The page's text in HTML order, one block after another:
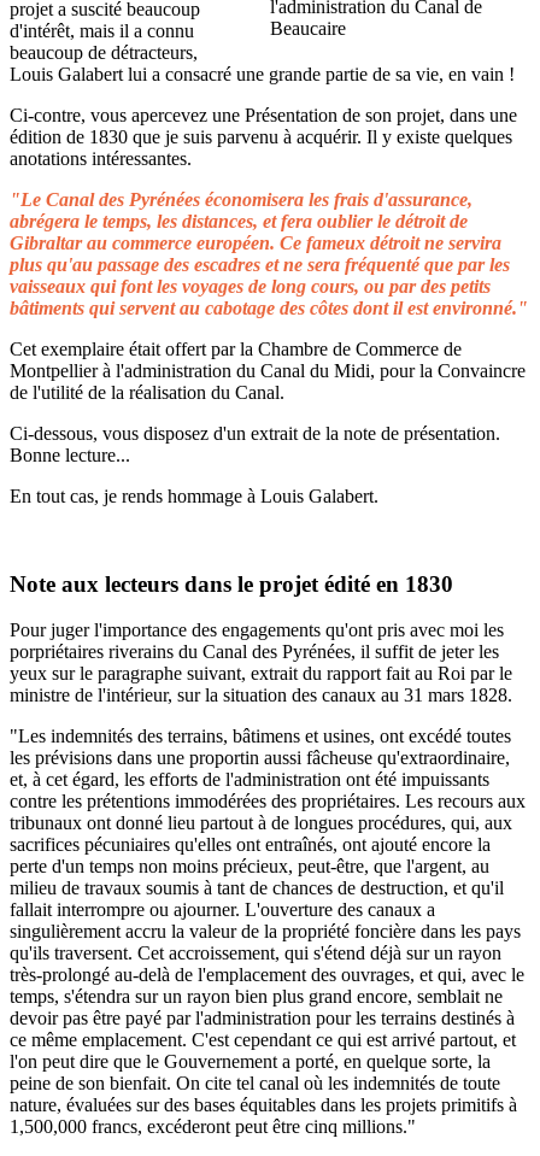
projet a suscité beaucoup
d'intérêt, mais il a connu
beaucoup de détracteurs,
Louis Galabert lui a consacré une grande partie de sa vie, en vain !
Ci-contre, vous apercevez une Présentation de son projet, dans une
édition de 1830 que je suis parvenu à acquérir. Il y existe quelques
anotations intéressantes.
"Le Canal des Pyrénées économisera les frais d'assurance,
abrégera le temps, les distances, et fera oublier le détroit de
Gibraltar au commerce européen. Ce fameux détroit ne servira
plus qu'au passage des escadres et ne sera fréquenté que par les
vaisseaux qui font les voyages de long cours, ou par des petits
bâtiments qui servent au cabotage des côtes dont il est environné."
Cet exemplaire était offert par la Chambre de Commerce de
Montpellier à l'administration du Canal du Midi, pour la Convaincre
de l'utilité de la réalisation du Canal.
Ci-dessous, vous disposez d'un extrait de la note de présentation.
Bonne lecture...
En tout cas, je rends hommage à Louis Galabert.
Note aux lecteurs dans le projet édité en 1830
Pour juger l'importance des engagements qu'ont pris avec moi les
porpriétaires riverains du Canal des Pyrénées, il suffit de jeter les
yeux sur le paragraphe suivant, extrait du rapport fait au Roi par le
ministre de l'intérieur, sur la situation des canaux au 31 mars 1828.
"Les indemnités des terrains, bâtimens et usines, ont excédé toutes
les prévisions dans une proportin aussi fâcheuse qu'extraordinaire,
et, à cet égard, les efforts de l'administration ont été impuissants
contre les prétentions immodérées des propriétaires. Les recours aux
tribunaux ont donné lieu partout à de longues procédures, qui, aux
sacrifices pécuniaires qu'elles ont entraînés, ont ajouté encore la
perte d'un temps non moins précieux, peut-être, que l'argent, au
milieu de travaux soumis à tant de chances de destruction, et qu'il
fallait interrompre ou ajourner. L'ouverture des canaux a
singulièrement accru la valeur de la propriété foncière dans les pays
qu'ils traversent. Cet accroissement, qui s'étend déjà sur un rayon
très-prolongé au-delà de l'emplacement des ouvrages, et qui, avec le
temps, s'étendra sur un rayon bien plus grand encore, semblait ne
devoir pas être payé par l'administration pour les terrains destinés à
ce même emplacement. C'est cependant ce qui est arrivé partout, et
l'on peut dire que le Gouvernement a porté, en quelque sorte, la
peine de son bienfait. On cite tel canal où les indemnités de toute
nature, évaluées sur des bases équitables dans les projets primitifs à
1,500,000 francs, excéderont peut être cinq millions."